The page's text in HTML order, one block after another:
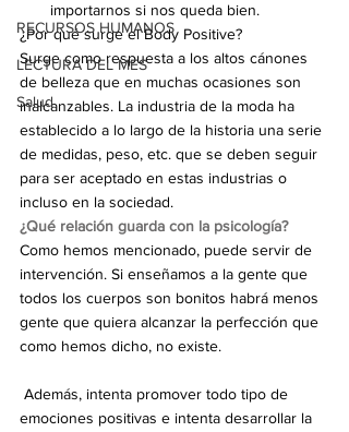
RECURSOS HUMANOS
LECTURA DEL MES
Salud
importarnos si nos queda bien.
¿Por qué surge el Body Positive?
Surge como respuesta a los altos cánones
de belleza que en muchas ocasiones son
inalcanzables. La industria de la moda ha
establecido a lo largo de la historia una serie
de medidas, peso, etc. que se deben seguir
para ser aceptado en estas industrias o
incluso en la sociedad.
¿Qué relación guarda con la psicología?
Como hemos mencionado, puede servir de
intervención. Si enseñamos a la gente que
todos los cuerpos son bonitos habrá menos
gente que quiera alcanzar la perfección que
como hemos dicho, no existe.
emociones positivas e intenta desarrollar la